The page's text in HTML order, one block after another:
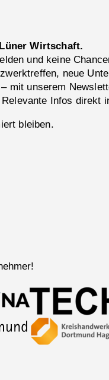
Wirtschaft.
und keine
neue
mit unserem
Infos direkt
bleiben.